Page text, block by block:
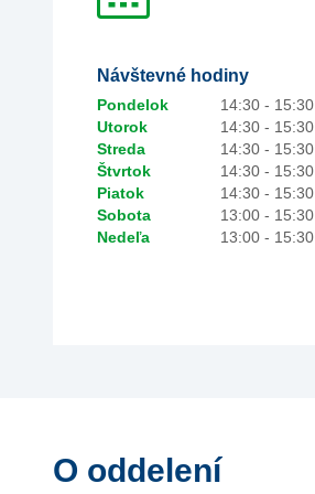
Návštevné hodiny
Pondelok
14:30 - 15:30
Utorok
14:30 - 15:30
Streda
14:30 - 15:30
Štvrtok
14:30 - 15:30
Piatok
14:30 - 15:30
Sobota
13:00 - 15:30
Nedeľa
13:00 - 15:30
O oddelení